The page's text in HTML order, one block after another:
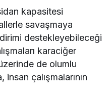
kapasitesi
savaşmaya
destekleyebileceği
karaciğer
de olumlu
çalışmalarının